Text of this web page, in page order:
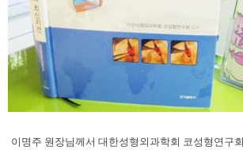
이명주 원장님께서 대한성형외과학회 코성형연구